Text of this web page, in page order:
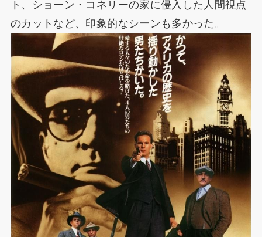
ト、ショーン・コネリーの家に侵入した人間視点
のカットなど、印象的なシーンも多かった。